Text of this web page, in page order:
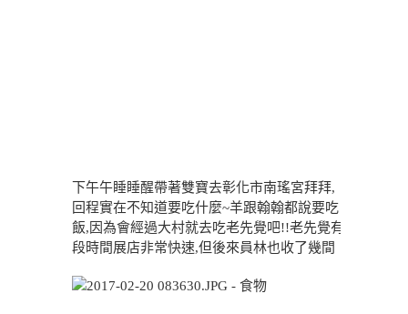
下午午睡睡醒帶著雙寶去彰化市南瑤宮拜拜,
回程實在不知道要吃什麼~羊跟翰翰都說要吃
飯,因為會經過大村就去吃老先覺吧!!老先覺有
段時間展店非常快速,但後來員林也收了幾間